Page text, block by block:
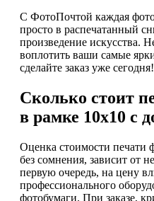
С ФотоПочтой каждая
просто в распечатанный
произведение искусства.
воплотить ваши самые
сделайте заказ уже сегодня!
Сколько стоит
в рамке 10х10 с
Оценка стоимости печати
без сомнения, зависит от
первую очередь, на цену
профессионального
фотобумаги. При заказе,